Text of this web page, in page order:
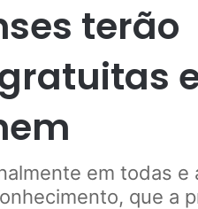
terão
em todas e
que a